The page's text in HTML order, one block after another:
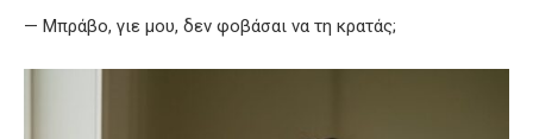
— Μπράβο, γιε μου, δεν φοβάσαι να τη κρατάς;